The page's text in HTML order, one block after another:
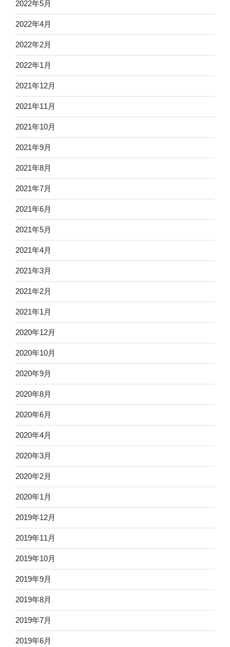
2022年5月
2022年4月
2022年2月
2022年1月
2021年12月
2021年11月
2021年10月
2021年9月
2021年8月
2021年7月
2021年6月
2021年5月
2021年4月
2021年3月
2021年2月
2021年1月
2020年12月
2020年10月
2020年9月
2020年8月
2020年6月
2020年4月
2020年3月
2020年2月
2020年1月
2019年12月
2019年11月
2019年10月
2019年9月
2019年8月
2019年7月
2019年6月